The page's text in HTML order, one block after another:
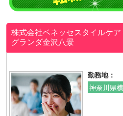
株式会社ベネッセスタイルケア
グランダ金沢八景
勤務地：
神奈川県